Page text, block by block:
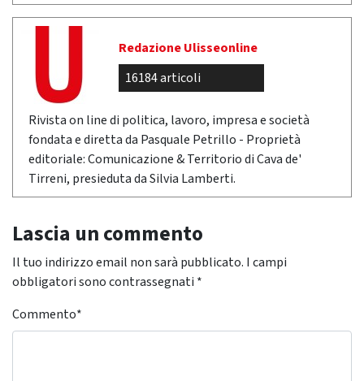
Redazione Ulisseonline
16184 articoli
Rivista on line di politica, lavoro, impresa e società
fondata e diretta da Pasquale Petrillo - Proprietà
editoriale: Comunicazione & Territorio di Cava de'
Tirreni, presieduta da Silvia Lamberti.
Lascia un commento
Il tuo indirizzo email non sarà pubblicato. I campi
obbligatori sono contrassegnati *
Commento*